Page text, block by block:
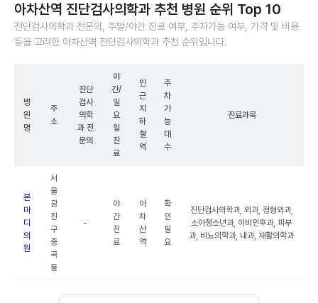
아차산역 진단검사의학과 추천 병원 순위 Top 10
진단검사의학과 전문의, 주말/야간 진료 여부, 주차가능 여부, 가격 및 비용
등을 고려한 아차산역 진단검사의학과 추천 순위입니다.
병
원
명
주
소
진단
검사
의학
과 전
문의
야
간/
일
요
일
진
료
인
근
지
하
철
역
주
차
가
능
대
수
진료과목
본
마
디
의
원
서
울
광
진
구
중
곡
동
-
야
간
진
료
아
차
산
역
확
인
필
요
진단검사의학과, 외과, 정형외과,
소아청소년과, 이비인후과, 피부
과, 비뇨의학과, 내과, 재활의학과